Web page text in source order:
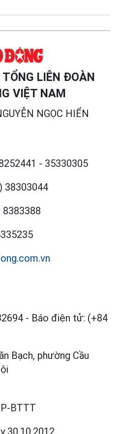
LIÊN ĐOÀN
VIỆT NAM
NGỌC HIỂN
- 35330305
38303044
8383388
- Báo điện tử: (+84
Bạch, phường Cầu
BTTT
30.10.2012